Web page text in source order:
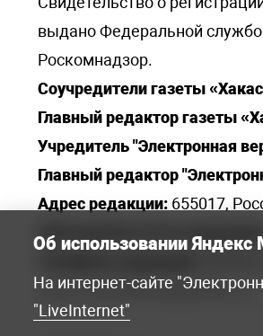
выдано Федеральной
Роскомнадзор.
Соучредители газеты
Главный редактор газеты
Учредитель "Электронная
Главный редактор
Адрес редакции: 655017,
Электронная почта редакции:
elena.s.korotkowa@yandex.ru.
Об использовании
На интернет-сайте
"LiveInternet"